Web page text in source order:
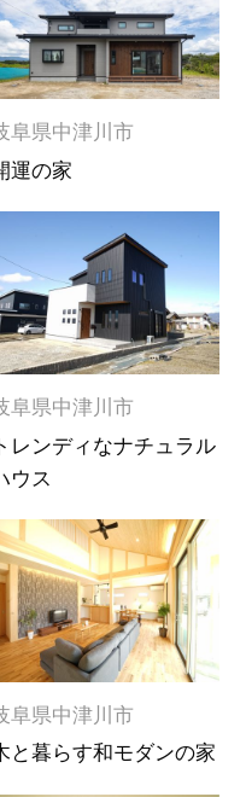
阜県中津川市
運の家
阜県中津川市
レンディなナチュラル
ウス
阜県中津川市
と暮らす和モダンの家